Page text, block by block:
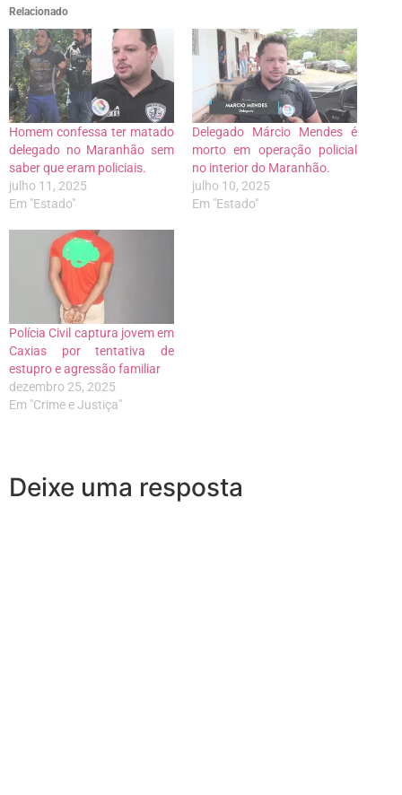
Relacionado
Homem confessa ter matado
delegado no Maranhão sem
saber que eram policiais.
julho 11, 2025
Em "Estado"
Delegado Márcio Mendes é
morto em operação policial
no interior do Maranhão.
julho 10, 2025
Em "Estado"
Polícia Civil captura jovem em
Caxias por tentativa de
estupro e agressão familiar
dezembro 25, 2025
Em "Crime e Justiça"
Deixe uma resposta